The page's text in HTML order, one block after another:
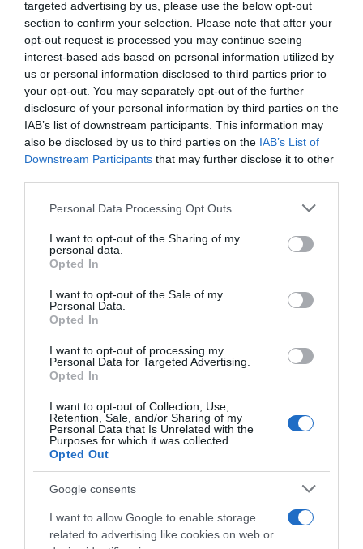
targeted advertising by us, please use the below opt-out
section to confirm your selection. Please note that after your
opt-out request is processed you may continue seeing
interest-based ads based on personal information utilized by
us or personal information disclosed to third parties prior to
your opt-out. You may separately opt-out of the further
disclosure of your personal information by third parties on the
IAB’s list of downstream participants. This information may
also be disclosed by us to third parties on the IAB’s List of
Downstream Participants that may further disclose it to other
Please note that this website/app uses one or more Google
not limited to your visit or usage behaviour. You may click to
grant or deny consent to Google and its third-party tags to
use your data for below specified purposes in below Google
consent section.
Personal Data Processing Opt Outs
I want to opt-out of the Sharing of my
personal data.
Opted In
I want to opt-out of the Sale of my
Personal Data.
Opted In
I want to opt-out of processing my
Personal Data for Targeted Advertising.
Opted In
I want to opt-out of Collection, Use,
Retention, Sale, and/or Sharing of my
Personal Data that Is Unrelated with the
Purposes for which it was collected.
Opted Out
Google consents
I want to allow Google to enable storage
related to advertising like cookies on web or
figyelem” – árulta el Péter, hozzátéve: ritkán van, hogy
48 óránál többet töltenek együtt, ugyanis különböző az
időbeosztásuk. Enikő azonban elmondta, hogy a párja
akár hajnalig is fent marad, hogy egy kis időt
tölthessenek együtt.
Előadás után mindig megvár, legyen szó akár hajnali
háromról. Hosszasan beszélgetünk a teraszon. Bármi
bánt vagy bosszant, neki elmondhatom
– mondta, majd szót ejtett arról is, terveznek-e esküvőt.
egy házasság adhat: van két egészséges és okos
ahogy most vagyunk Péterrel. Azt mondtam neki, el
tudnám képzelni egy buddhista pap áldását és egy bulit,
mi jól vagyunk” – árulta el.
harmónia
Korábbi bejegyzések Következő bejegyzés
HASONLÓ BEJEGYZÉSEK